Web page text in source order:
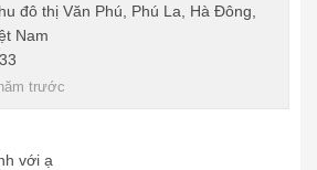
đô thị Văn Phú, Phú La, Hà Đông,
Nam
trước
với ạ